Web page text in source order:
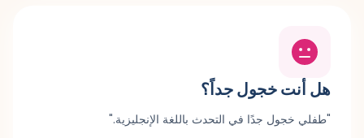
هل أنت خجول جداً؟
"طفلي خجول جدًا في التحدث باللغة الإنجليزية."